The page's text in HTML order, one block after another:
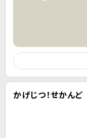
かげじつ！せかんど